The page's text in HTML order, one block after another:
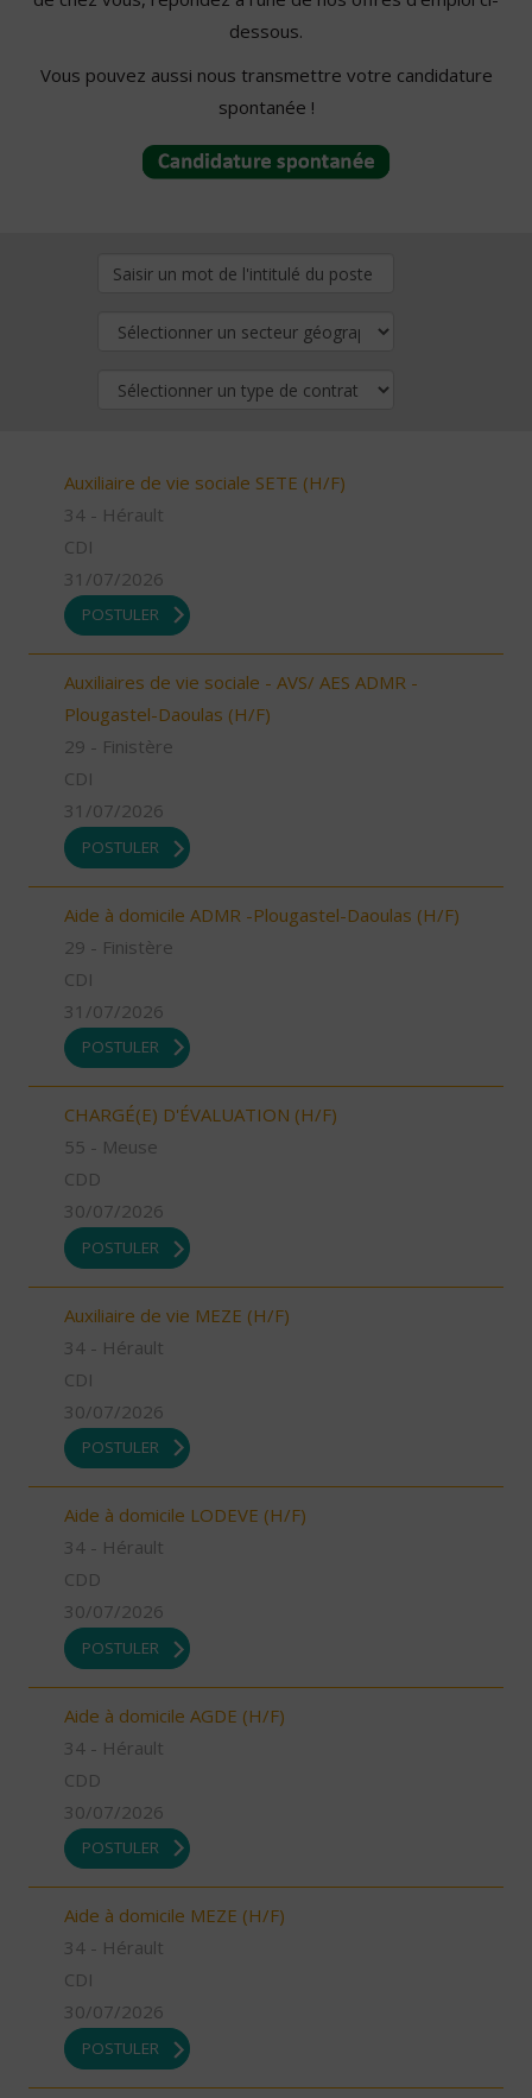
dessous.
Vous pouvez aussi nous transmettre votre candidature
spontanée !
Auxiliaire de vie sociale SETE (H/F)
34 - Hérault
CDI
31/07/2026
POSTULER
Auxiliaires de vie sociale - AVS/ AES ADMR -
Plougastel-Daoulas (H/F)
29 - Finistère
CDI
31/07/2026
POSTULER
Aide à domicile ADMR -Plougastel-Daoulas (H/F)
29 - Finistère
CDI
31/07/2026
POSTULER
CHARGÉ(E) D'ÉVALUATION (H/F)
55 - Meuse
CDD
30/07/2026
POSTULER
Auxiliaire de vie MEZE (H/F)
34 - Hérault
CDI
30/07/2026
POSTULER
Aide à domicile LODEVE (H/F)
34 - Hérault
CDD
30/07/2026
POSTULER
Aide à domicile AGDE (H/F)
34 - Hérault
CDD
30/07/2026
POSTULER
Aide à domicile MEZE (H/F)
34 - Hérault
CDI
30/07/2026
POSTULER